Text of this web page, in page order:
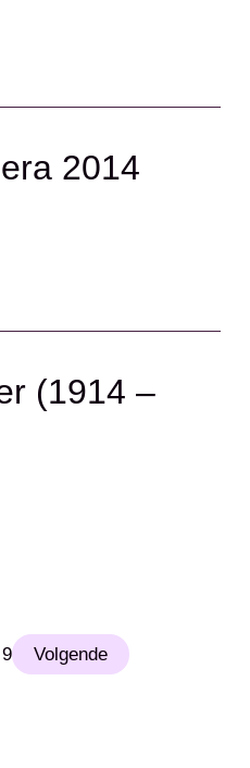
2014
(1914 –
Volgende